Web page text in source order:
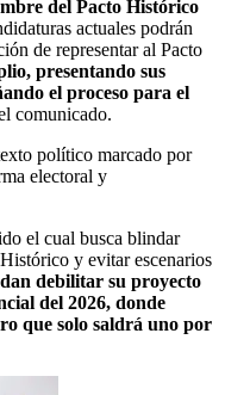
del Pacto Histórico
actuales podrán
de representar al Pacto
presentando sus
el proceso para el
comunicado.
político marcado por
electoral y
el cual busca blindar
y evitar escenarios
debilitar su proyecto
del 2026, donde
que solo saldrá uno por